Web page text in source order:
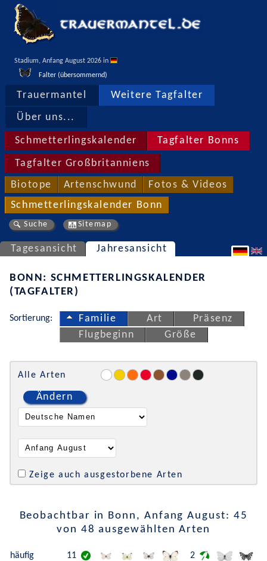
Stadium, Anfang August 2026 in
Falter (übersommernd)
Trauermantel Weitere Tagfalter
Über uns...
Schmetterlingskalender Tagfalter Bonns
Tagfalter Großbritanniens
Biotope Artenschwund Fotos & Videos
Schmetterlingskalender Bonn
Suche Sitemap
Tagesansicht Jahresansicht
BONN: SCHMETTERLINGSKALENDER
(TAGFALTER)
Sortierung: Familie Art
Präsenz
Flugbeginn
Größe
Alle Arten
Ändern
Zeige auch ausgestorbene Arten
Beobachtbar in Bonn, Anfang August: 45
von 48 ausgewählten Arten
häufig 11 2